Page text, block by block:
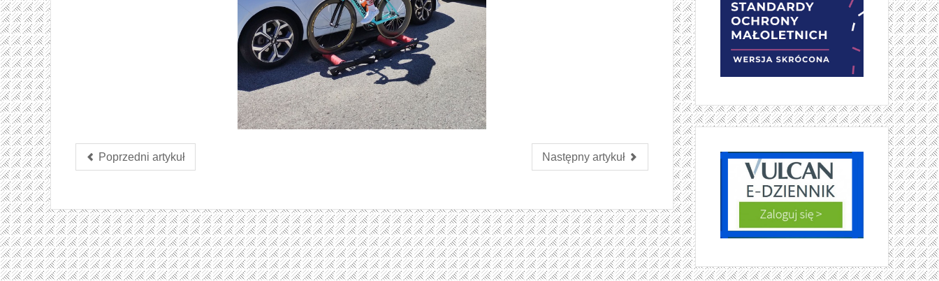
Poprzedni artykuł Następny artykuł